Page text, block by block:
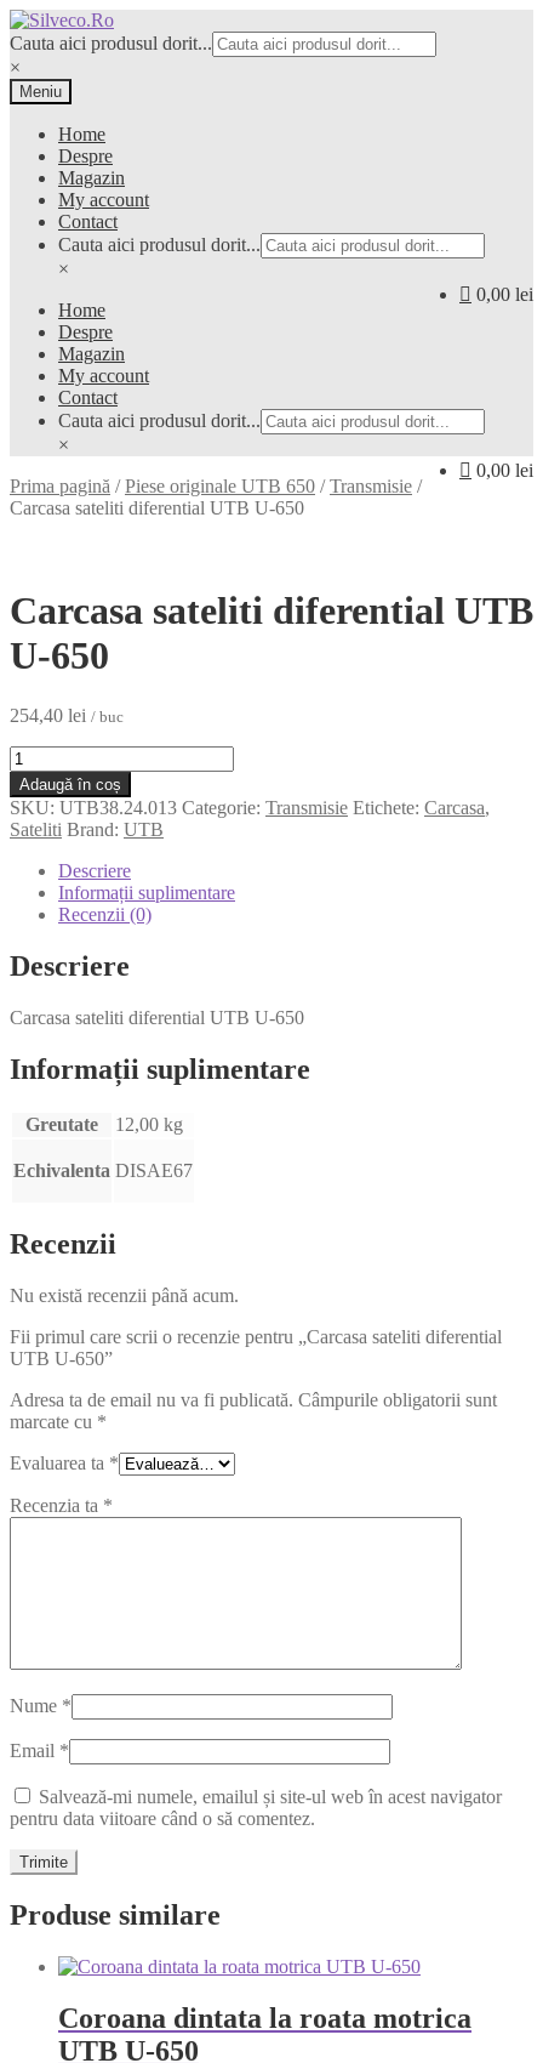
Sari
la
navigare
Sari
la
conținut
Cauta aici produsul dorit...
×
Meniu
Home
Despre
Magazin
My account
Contact
Cauta aici produsul dorit...
×
0,00 lei
Home
Despre
Magazin
My account
Contact
Cauta aici produsul dorit...
×
0,00 lei
Prima pagină /Piese originale UTB 650 /Transmisie /
Carcasa sateliti diferential UTB U-650
Carcasa sateliti diferential UTB
U-650
254,40 lei / buc
Cantitate
Carcasa
sateliti
diferential
UTB
Adaugă în coș
SKU: UTB38.24.013 Categorie: Transmisie Etichete: Carcasa,
Sateliti Brand: UTB
Descriere
Informații suplimentare
Recenzii (0)
Descriere
Carcasa sateliti diferential UTB U-650
Informații suplimentare
Greutate 12,00 kg
Echivalenta DISAE67
Recenzii
Nu există recenzii până acum.
Fii primul care scrii o recenzie pentru „Carcasa sateliti diferential
UTB U-650”
Adresa ta de email nu va fi publicată. Câmpurile obligatorii sunt
marcate cu *
Evaluarea ta *
Recenzia ta *
Nume *
Email *
Salvează-mi numele, emailul și site-ul web în acest navigator
pentru data viitoare când o să comentez.
Produse similare
Coroana dintata la roata motrica
UTB U-650